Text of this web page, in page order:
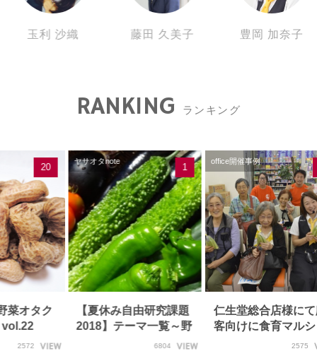
玉利 沙織 藤田 久美子 豊岡 加奈子
RANKING ランキング
20
菜オタク
vol.22
2572
ヤサオタnote
1
【夏休み自由研究課題
2018】テーマ一覧～野
菜実験に挑戦しよ…
6804
office開催事例
仁生堂総合店様に
客向けに食育マル
2575